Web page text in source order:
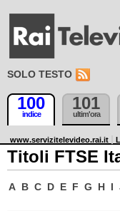
SOLO TESTO
100
indice
101
ultim'ora
www.servizitelevideo.rai.it
Titoli FTSE
A B C D E F G H I